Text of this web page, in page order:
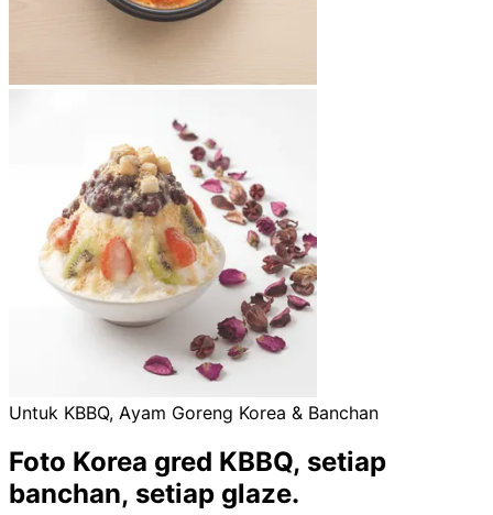
Untuk KBBQ, Ayam Goreng Korea & Banchan
Foto Korea gred KBBQ, setiap
banchan, setiap glaze.